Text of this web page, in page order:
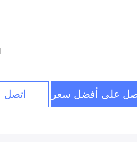
على أفضل سعر اتصل